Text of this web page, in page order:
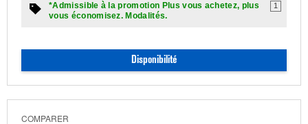
*Admissible à la promotion Plus vous achetez, plus
vous économisez. Modalités.
1
Disponibilité
COMPARER